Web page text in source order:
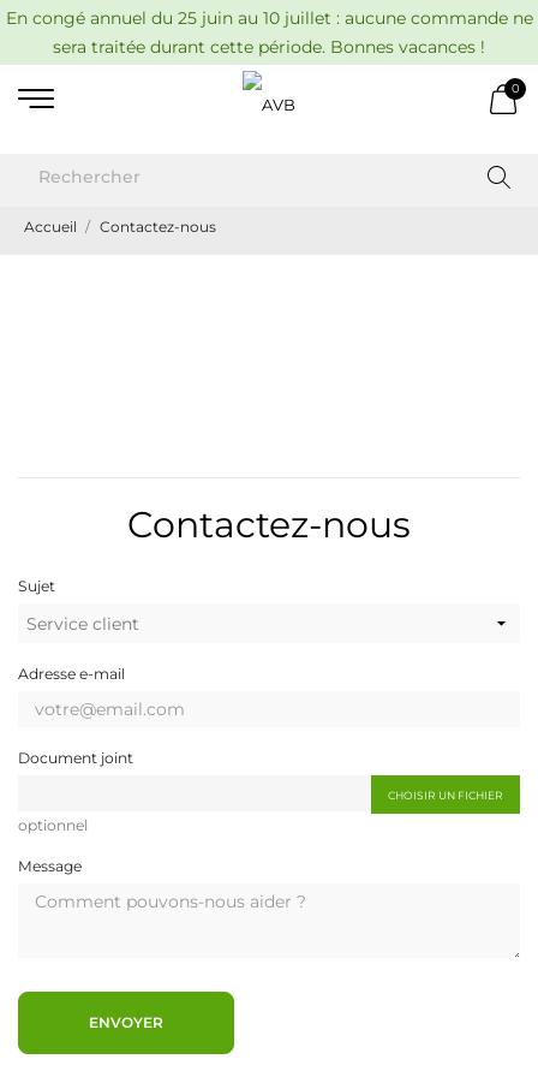
En congé annuel du 25 juin au 10 juillet : aucune commande ne
sera traitée durant cette période. Bonnes vacances !
0
Accueil Contactez-nous
Contactez-nous
Sujet
Adresse e-mail
Document joint
CHOISIR UN FICHIER
optionnel
Message